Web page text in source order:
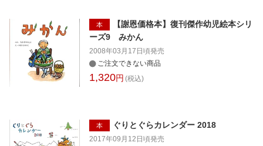
の時間 下宿人 映画スターの夢 日曜日 わたしの
初めての記事 悪の巣 幸福 与えよ おもしろいの
は どの人？ どうして？ （以上、「アンネのエ
ッセイ」の章） 解説 日記帳からあふれ出る言
葉たち（小川洋子）
本
【謝恩価格本】復刊傑作幼児絵本シリ
ーズ9 みかん
2008年03月17日頃発売
ご注文できない商品
1,320円 (税込)
本 ぐりとぐらカレンダー 2018
2017年09月12日頃発売